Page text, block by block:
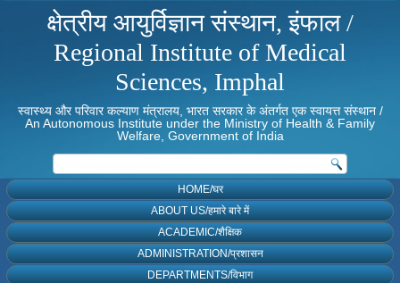
क्षेत्रीय आयुर्विज्ञान संस्थान, इंफाल /
Regional Institute of Medical
Sciences, Imphal
स्वास्थ्य और परिवार कल्याण मंत्रालय, भारत सरकार के अंतर्गत एक स्वायत्त संस्थान /
An Autonomous Institute under the Ministry of Health & Family
Welfare, Government of India
HOME/घर
ABOUT US/हमारे बारे में
ACADEMIC/शैक्षिक
ADMINISTRATION/प्रशासन
DEPARTMENTS/विभाग